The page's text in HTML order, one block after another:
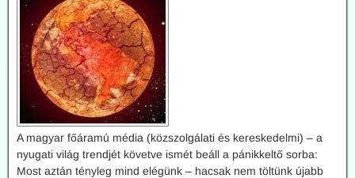
A magyar főáramú média (közszolgálati és kereskedelmi) – a
nyugati világ trendjét követve ismét beáll a pánikkeltő sorba:
Most aztán tényleg mind elégünk – hacsak nem töltünk újabb